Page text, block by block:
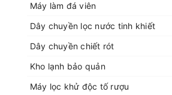
Máy làm đá viên
Dây chuyền lọc nước tinh khiết
Dây chuyền chiết rót
Kho lạnh bảo quản
Máy lọc khử độc tố rượu